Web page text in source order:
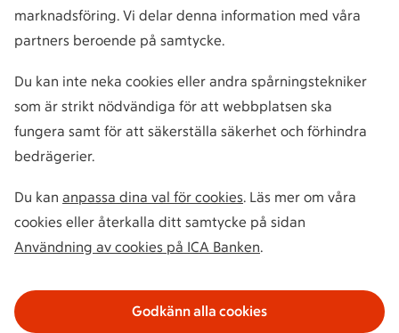
marknadsföring. Vi delar denna information med våra
partners beroende på samtycke.
Du kan inte neka cookies eller andra spårningstekniker
som är strikt nödvändiga för att webbplatsen ska
fungera samt för att säkerställa säkerhet och förhindra
bedrägerier.
Du kan anpassa dina val för cookies. Läs mer om våra
cookies eller återkalla ditt samtycke på sidan
Användning av cookies på ICA Banken.
Godkänn alla cookies